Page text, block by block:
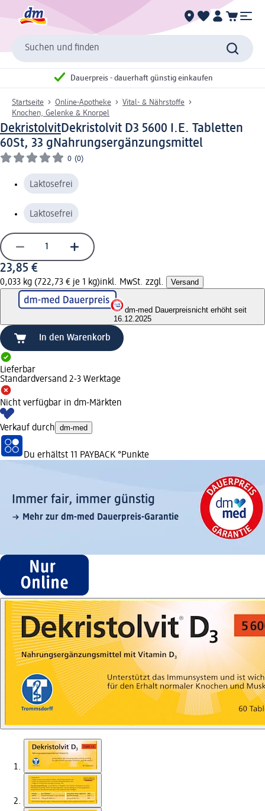
Suchen und finden
Dauerpreis - dauerhaft günstig einkaufen
Startseite Online-Apotheke
Vital- & Nährstoffe
Knochen, Gelenke & Knorpel
DekristolvitDekristolvit D3 5600 I.E. Tabletten
60St, 33 gNahrungsergänzungsmittel
0 (0)
Laktosefrei
Laktosefrei
23,85 €
0,033 kg (722,73 € je 1 kg)inkl. MwSt. zzgl. Versand
dm-med Dauerpreisnicht erhöht seit
16.12.2025
In den Warenkorb
Lieferbar
Standardversand 2-3 Werktage
Nicht verfügbar in dm-Märkten
Verkauf durch dm-med
Du erhältst 11 PAYBACK °Punkte
Immer fair,­ immer günstig
Mehr zur dm-med Dauerpreis-Garantie